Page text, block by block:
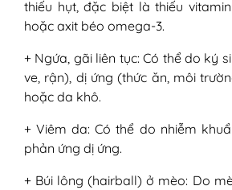
thiếu hụt, đặc biệt là thiếu
hoặc axit béo omega-3.
+ Ngứa, gãi liên tục: Có thể do ký
ve, rận), dị ứng (thức ăn, môi
hoặc da khô.
+ Viêm da: Có thể do nhiễm
phản ứng dị ứng.
+ Búi lông (hairball) ở mèo: Do